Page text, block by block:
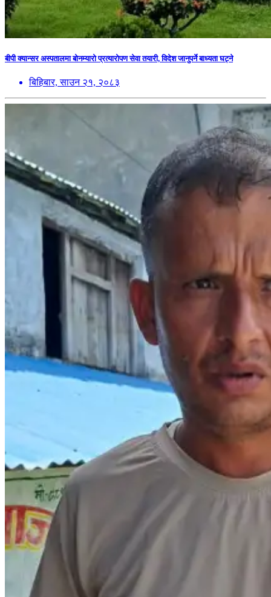
बीपी क्यान्सर अस्पतालमा बोनम्यारो प्रत्यारोपण सेवा तयारी, विदेश जानुपर्ने बाध्यता घट्ने
बिहिबार, साउन २१, २०८३